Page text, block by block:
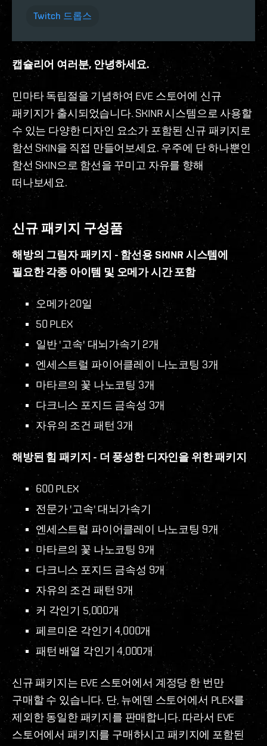
Twitch 드롭스
캡슐리어 여러분, 안녕하세요.
민마타 독립절을 기념하여 EVE 스토어에 신규
패키지가 출시되었습니다. SKINR 시스템으로 사용할
수 있는 다양한 디자인 요소가 포함된 신규 패키지로
함선 SKIN을 직접 만들어보세요. 우주에 단 하나뿐인
함선 SKIN으로 함선을 꾸미고 자유를 향해
떠나보세요.
신규 패키지 구성품
해방의 그림자 패키지 - 함선용 SKINR 시스템에
필요한 각종 아이템 및 오메가 시간 포함
오메가 20일
50 PLEX
일반 '고속' 대뇌가속기 2개
엔세스트럴 파이어클레이 나노코팅 3개
마타르의 꽃 나노코팅 3개
다크니스 포지드 금속성 3개
자유의 조건 패턴 3개
해방된 힘 패키지 - 더 풍성한 디자인을 위한 패키지
600 PLEX
전문가 '고속' 대뇌가속기
엔세스트럴 파이어클레이 나노코팅 9개
마타르의 꽃 나노코팅 9개
다크니스 포지드 금속성 9개
자유의 조건 패턴 9개
커 각인기 5,000개
페르미온 각인기 4,000개
패턴 배열 각인기 4,000개
신규 패키지는 EVE 스토어에서 계정당 한 번만
구매할 수 있습니다. 단, 뉴에덴 스토어에서 PLEX를
제외한 동일한 패키지를 판매합니다. 따라서 EVE
스토어에서 패키지를 구매하시고 패키지에 포함된